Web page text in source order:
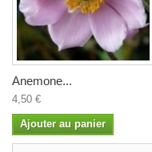
Anemone...
4,50 €
Ajouter au panier